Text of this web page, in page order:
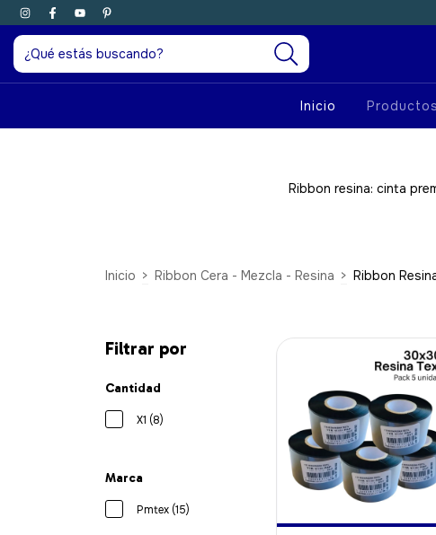
Inicio Productos
Ribbon resina: cinta
Inicio > Ribbon Cera - Mezcla - Resina > Ribbon
Filtrar por
Cantidad
X1 (8)
Marca
Pmtex (15)